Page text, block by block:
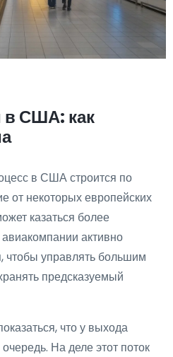
в США: как
в США строится по
от некоторых европейских
казаться более
активно
чтобы управлять большим
предсказуемый
что у выхода
На деле этот поток